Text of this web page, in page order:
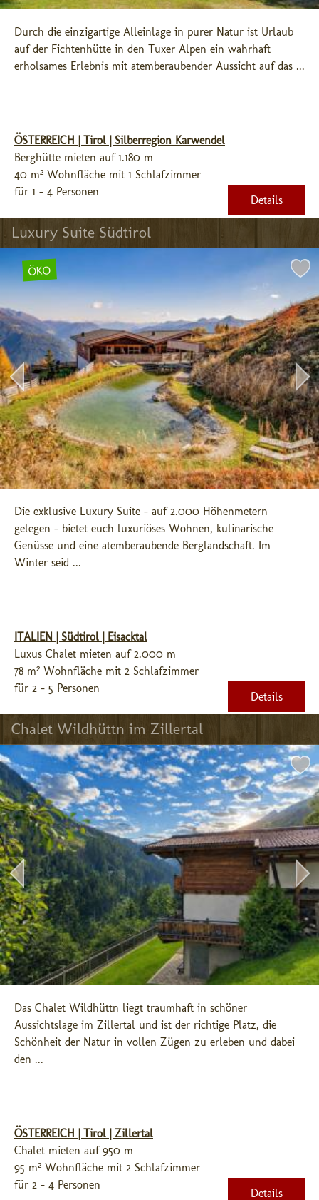
Durch die einzigartige Alleinlage in purer Natur ist Urlaub
auf der Fichtenhütte in den Tuxer Alpen ein wahrhaft
erholsames Erlebnis mit atemberaubender Aussicht auf das ...
ÖSTERREICH | Tirol | Silberregion Karwendel
Berghütte mieten auf 1.180 m
40 m² Wohnfläche mit 1 Schlafzimmer
für 1 - 4 Personen
Details
Luxury Suite Südtirol
ÖKO
Die exklusive Luxury Suite - auf 2.000 Höhenmetern
gelegen - bietet euch luxuriöses Wohnen, kulinarische
Genüsse und eine atemberaubende Berglandschaft. Im
Winter seid ...
ITALIEN | Südtirol | Eisacktal
Luxus Chalet mieten auf 2.000 m
78 m² Wohnfläche mit 2 Schlafzimmer
für 2 - 5 Personen
Details
Chalet Wildhüttn im Zillertal
Das Chalet Wildhüttn liegt traumhaft in schöner
Aussichtslage im Zillertal und ist der richtige Platz, die
Schönheit der Natur in vollen Zügen zu erleben und dabei
den ...
ÖSTERREICH | Tirol | Zillertal
Chalet mieten auf 950 m
95 m² Wohnfläche mit 2 Schlafzimmer
für 2 - 4 Personen
Details